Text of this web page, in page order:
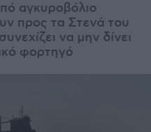
αγκυροβόλιο
προς τα Στενά του
να μην δίνει
φορτηγό